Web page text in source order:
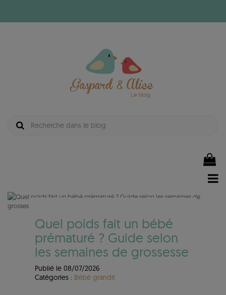
Quel poids fait un bébé
prématuré ? Guide selon
les semaines de grossesse
Publié le 08/07/2026
Catégories : Bébé grandit